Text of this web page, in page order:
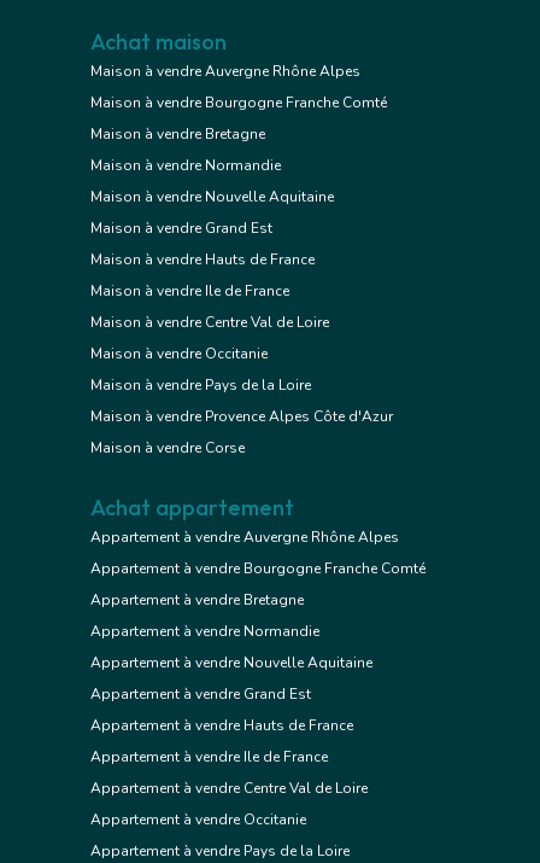
Achat maison
Maison à vendre Auvergne Rhône Alpes
Maison à vendre Bourgogne Franche Comté
Maison à vendre Bretagne
Maison à vendre Normandie
Maison à vendre Nouvelle Aquitaine
Maison à vendre Grand Est
Maison à vendre Hauts de France
Maison à vendre Ile de France
Maison à vendre Centre Val de Loire
Maison à vendre Occitanie
Maison à vendre Pays de la Loire
Maison à vendre Provence Alpes Côte d'Azur
Maison à vendre Corse
Achat appartement
Appartement à vendre Auvergne Rhône Alpes
Appartement à vendre Bourgogne Franche Comté
Appartement à vendre Bretagne
Appartement à vendre Normandie
Appartement à vendre Nouvelle Aquitaine
Appartement à vendre Grand Est
Appartement à vendre Hauts de France
Appartement à vendre Ile de France
Appartement à vendre Centre Val de Loire
Appartement à vendre Occitanie
Appartement à vendre Pays de la Loire